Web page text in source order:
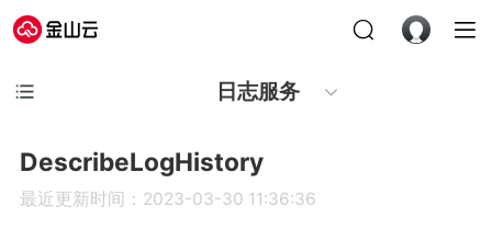
日志服务
DescribeLogHistory
最近更新时间：2023-03-30 11:36:36